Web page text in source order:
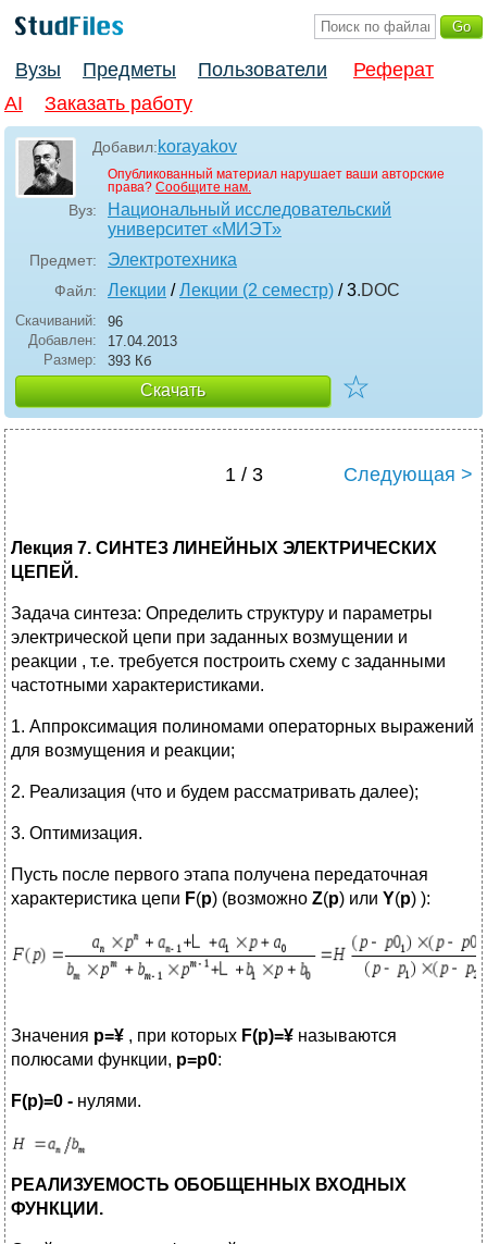
Вузы Предметы Пользователи
Реферат
AI
Заказать работу
Добавил:korayakov
Опубликованный материал нарушает ваши авторские
права? Сообщите нам.
Вуз:
Национальный исследовательский
университет «МИЭТ»
Предмет: Электротехника
Файл: Лекции /Лекции (2 семестр) / 3.DOC
Скачиваний:
96
Добавлен:
17.04.2013
Размер:
393 Кб
Скачать ☆
1 / 3 Следующая >
Лекция 7. СИНТЕЗ ЛИНЕЙНЫХ ЭЛЕКТРИЧЕСКИХ
ЦЕПЕЙ.
Задача синтеза: Определить структуру и параметры
электрической цепи при заданных возмущении и
реакции , т.е. требуется построить схему с заданными
частотными характеристиками.
1. Аппроксимация полиномами операторных выражений
для возмущения и реакции;
2. Реализация (что и будем рассматривать далее);
3. Оптимизация.
Пусть после первого этапа получена передаточная
характеристика цепи F(p) (возможно Z(p) или Y(p) ):
Значения p=¥ , при которых F(p)=¥ называются
полюсами функции, p=p0:
F(p)=0 - нулями.
РЕАЛИЗУЕМОСТЬ ОБОБЩЕННЫХ ВХОДНЫХ
ФУНКЦИИ.